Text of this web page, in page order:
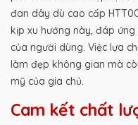
đan dây dù cao cấp
kịp xu hướng này, đáp
của người dùng. Việc lựa
làm đẹp không gian mà
mỹ của gia chủ.
Cam kết chất